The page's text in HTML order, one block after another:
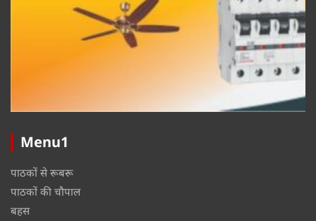
Menu1
पाठकों से रूबरू
पाठकों की चौपाल
बहस